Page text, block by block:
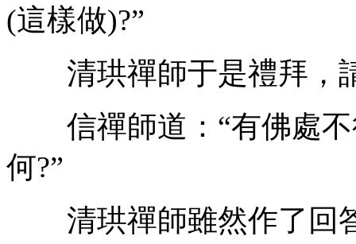
(這樣做)?”
清珙禪師于是禮拜，
信禪師道：“有佛處不
何?”
清珙禪師雖然作了回